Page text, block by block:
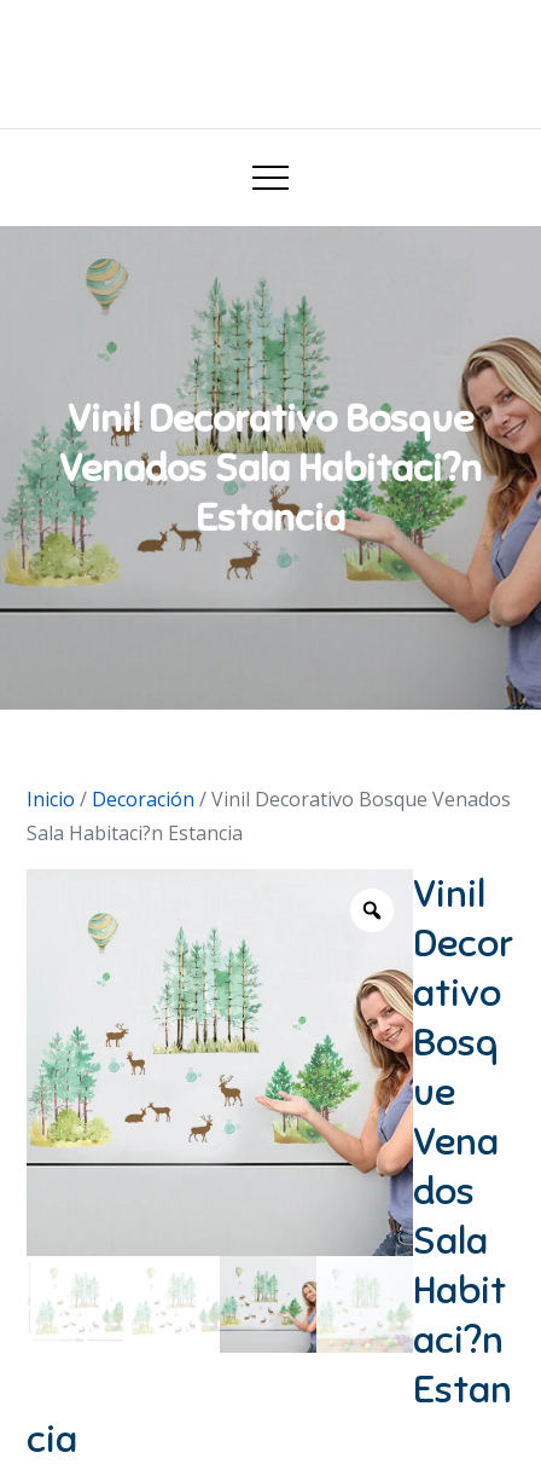
Vinil Decorativo Bosque
Venados Sala Habitaci?n
Estancia
Inicio / Decoración / Vinil Decorativo Bosque Venados
Sala Habitaci?n Estancia
Vinil
Decor
ativo
Bosq
ue
Vena
dos
Sala
Habit
aci?n
Estan
cia